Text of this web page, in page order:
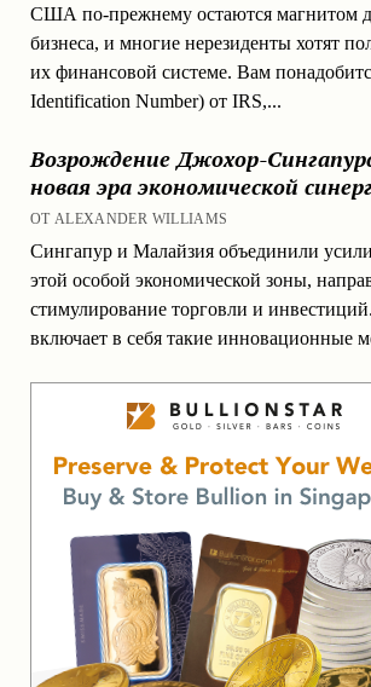
США по-прежнему остаются магнитом
бизнеса, и многие нерезиденты хотят
их финансовой системе. Вам
Identification Number) от IRS,...
Возрождение Джохор-
новая эра экономической
ОТ ALEXANDER WILLIAMS
Сингапур и Малайзия объединили
этой особой экономической зоны,
стимулирование торговли и
включает в себя такие инновационные